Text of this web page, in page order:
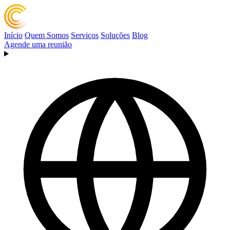
Início Quem Somos Serviços Soluções Blog
Agende uma reunião